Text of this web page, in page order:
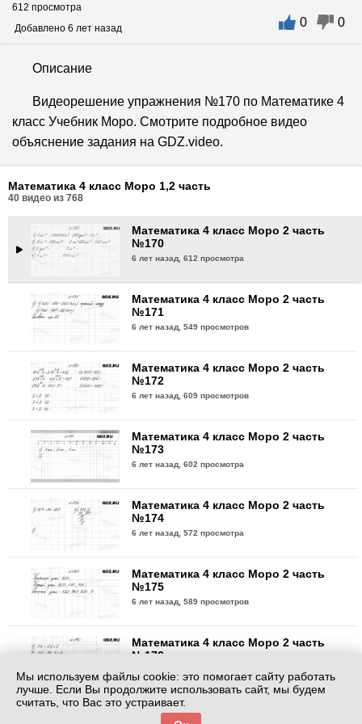
612 просмотра
Добавлено 6 лет назад
0 0
Описание
Видеорешение упражнения №170 по Математике 4
класс Учебник Моро. Смотрите подробное видео
объяснение задания на GDZ.video.
Математика 4 класс Моро 1,2 часть
40 видео из 768
Математика 4 класс Моро 2 часть
№168
6 лет назад,567 просмотров
6 лет назад,629 просмотров
Математика 4 класс Моро 2 часть
№170
6 лет назад,612 просмотра
Математика 4 класс Моро 2 часть
№171
6 лет назад,549 просмотров
Математика 4 класс Моро 2 часть
№172
6 лет назад,609 просмотров
Математика 4 класс Моро 2 часть
№173
6 лет назад,602 просмотра
Математика 4 класс Моро 2 часть
№174
6 лет назад,572 просмотра
Математика 4 класс Моро 2 часть
№175
6 лет назад,589 просмотров
Математика 4 класс Моро 2 часть
№176
Математика 4 класс Моро 2 часть
Мы используем файлы cookie: это помогает сайту работать
лучше. Если Вы продолжите использовать сайт, мы будем
считать, что Вас это устраивает.